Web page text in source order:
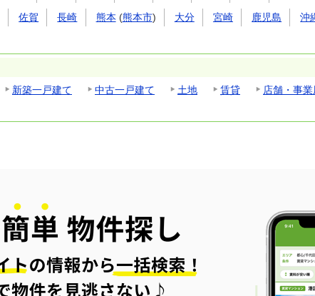
佐賀 長崎 熊本 (熊本市) 大分 宮崎 鹿児島 沖
新築一戸建て 中古一戸建て 土地 賃貸
店舗・事業